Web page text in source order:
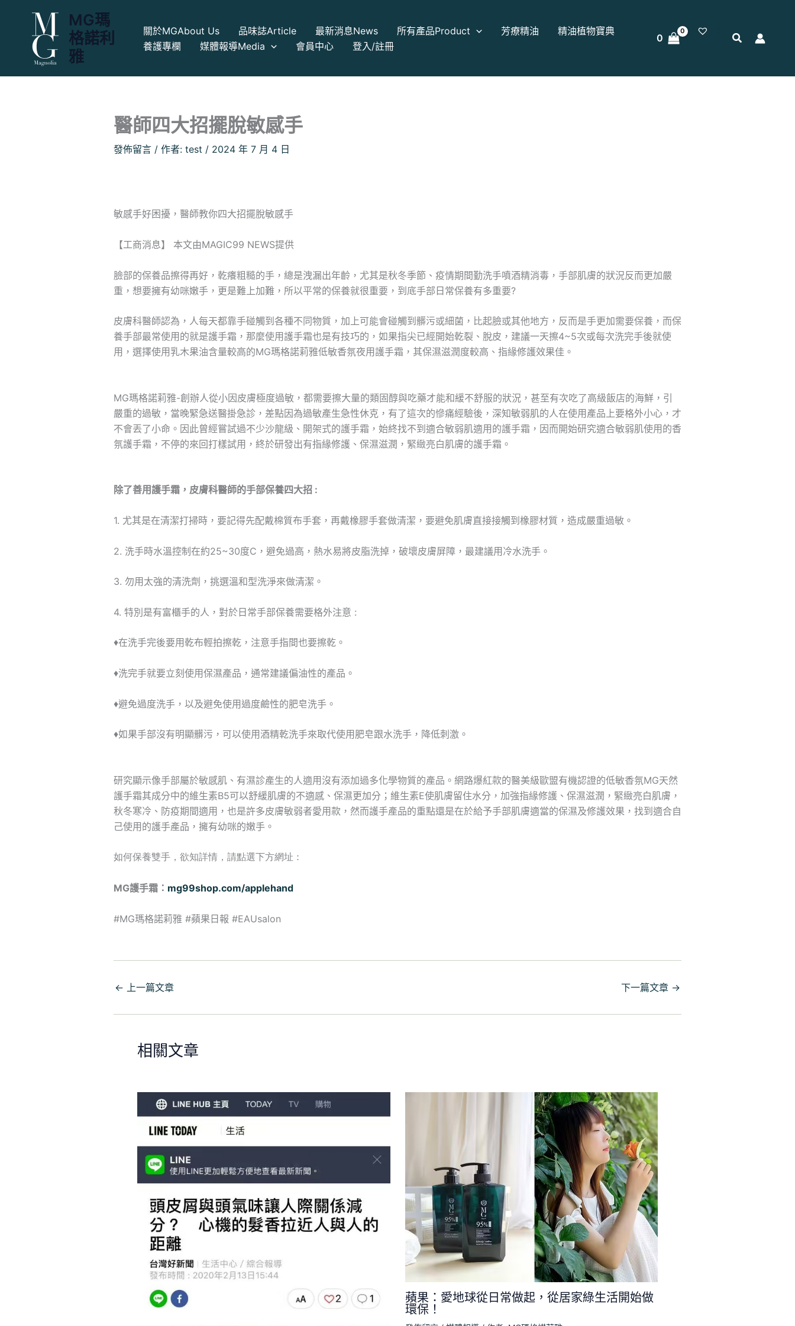
MG瑪
格諾利
雅
關於MGAbout Us 品味誌Article 最新消息News 所有產品Product 芳療精油
精油植物寶典
養護專欄
媒體報導Media 會員中心 登入/註冊
0
醫師四大招擺脫敏感手
發佈留言 / 作者: test / 2024 年 7 月 4 日
敏感手好困擾，醫師教你四大招擺脫敏感手
【工商消息】 本文由MAGIC99 NEWS提供
臉部的保養品擦得再好，乾癢粗糙的手，總是洩漏出年齡，尤其是秋冬季節、疫情期間勤洗手噴酒精消毒，手部肌膚的狀況反而更加嚴
重，想要擁有幼咪嫩手，更是難上加難，所以平常的保養就很重要，到底手部日常保養有多重要?
皮膚科醫師認為，人每天都靠手碰觸到各種不同物質，加上可能會碰觸到髒污或細菌，比起臉或其他地方，反而是手更加需要保養，而保
養手部最常使用的就是護手霜，那麼使用護手霜也是有技巧的，如果指尖已經開始乾裂、脫皮，建議一天擦4~5次或每次洗完手後就使
用，選擇使用乳木果油含量較高的MG瑪格諾莉雅低敏香氛夜用護手霜，其保濕滋潤度較高、指緣修護效果佳。
MG瑪格諾莉雅-創辦人從小因皮膚極度過敏，都需要擦大量的類固醇與吃藥才能和緩不舒服的狀況，甚至有次吃了高級飯店的海鮮，引
嚴重的過敏，當晚緊急送醫掛急診，差點因為過敏產生急性休克，有了這次的慘痛經驗後，深知敏弱肌的人在使用產品上要格外小心，才
不會丟了小命。因此曾經嘗試過不少沙龍級、開架式的護手霜，始終找不到適合敏弱肌適用的護手霜，因而開始研究適合敏弱肌使用的香
氛護手霜，不停的來回打樣試用，終於研發出有指緣修護、保濕滋潤，緊緻亮白肌膚的護手霜。
除了善用護手霜，皮膚科醫師的手部保養四大招 :
1. 尤其是在清潔打掃時，要記得先配戴棉質布手套，再戴橡膠手套做清潔，要避免肌膚直接接觸到橡膠材質，造成嚴重過敏。
2. 洗手時水溫控制在約25~30度C，避免過高，熱水易將皮脂洗掉，破壞皮膚屏障，最建議用冷水洗手。
3. 勿用太強的清洗劑，挑選溫和型洗淨來做清潔。
4. 特別是有富櫃手的人，對於日常手部保養需要格外注意 :
♦在洗手完後要用乾布輕拍擦乾，注意手指間也要擦乾。
♦洗完手就要立刻使用保濕產品，通常建議偏油性的產品。
♦避免過度洗手，以及避免使用過度鹼性的肥皂洗手。
♦如果手部沒有明顯髒污，可以使用酒精乾洗手來取代使用肥皂跟水洗手，降低刺激。
研究顯示像手部屬於敏感肌、有濕診產生的人適用沒有添加過多化學物質的產品。網路爆紅款的醫美級歐盟有機認證的低敏香氛MG天然
護手霜其成分中的維生素B5可以舒緩肌膚的不適感、保濕更加分；維生素E使肌膚留住水分，加強指緣修護、保濕滋潤，緊緻亮白肌膚，
秋冬寒冷、防疫期間適用，也是許多皮膚敏弱者愛用款，然而護手產品的重點還是在於給予手部肌膚適當的保濕及修護效果，找到適合自
己使用的護手產品，擁有幼咪的嫩手。
如何保養雙手，欲知詳情，請點選下方網址 :
MG護手霜： mg99shop.com/applehand
#MG瑪格諾莉雅 #蘋果日報 #EAUsalon
← 上一篇文章 下一篇文章 →
相關文章
蘋果：愛地球從日常做起，從居家綠生活開始做
環保！